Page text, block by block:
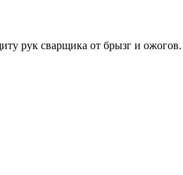
рук сварщика от брызг и